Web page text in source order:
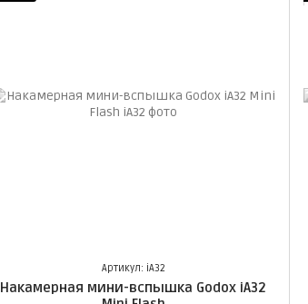
Артикул: iA32
Накамерная мини-вспышка Godox iA32